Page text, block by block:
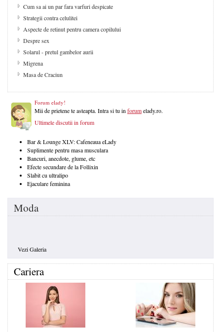
Cum sa ai un par fara varfuri despicate
Strategii contra celulitei
Aspecte de retinut pentru camera copilului
Despre sex
Solarul - pretul gambelor aurii
Migrena
Masa de Craciun
Forum elady!
Mii de prietene te asteapta. Intra si tu inforumelady.ro.
Ultimele discutii in forum
Bar & Lounge XLV: Cafeneaua eLady
Suplimente pentru masa musculara
Bancuri, anecdote, glume, etc
Efecte secundare de la Follixin
Slabit cu ultralipo
Ejaculare feminina
Moda
Vezi Galeria
Cariera